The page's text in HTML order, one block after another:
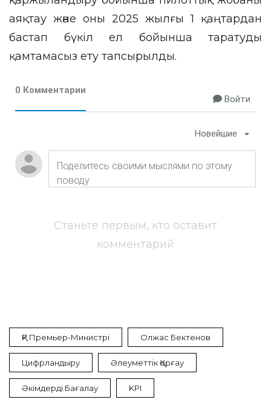
аяқтау және оны 2025 жылғы 1 қаңтардан
бастап бүкіл ел бойынша таратуды
қамтамасыз ету тапсырылды.
0 Комментарии
Войти
Новейшие
Станьте первым, кто оставит
комментарий
ҚР Премьер-Министрі Олжас Бектенов
Цифрландыру Әлеуметтік Қорғау
Әкімдерді Бағалау KPI